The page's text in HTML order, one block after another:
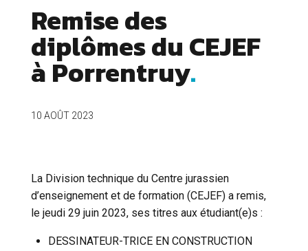
Remise des
diplômes du CEJEF
à Porrentruy
10 AOÛT 2023
La Division technique du Centre jurassien
d’enseignement et de formation (CEJEF) a remis,
le jeudi 29 juin 2023, ses titres aux étudiant(e)s :
DESSINATEUR-TRICE EN CONSTRUCTION